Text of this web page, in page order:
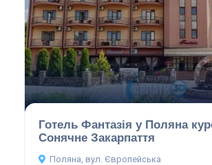
Готель Фантазія у Поляна
Сонячне Закарпаття
Поляна, вул. Європейська